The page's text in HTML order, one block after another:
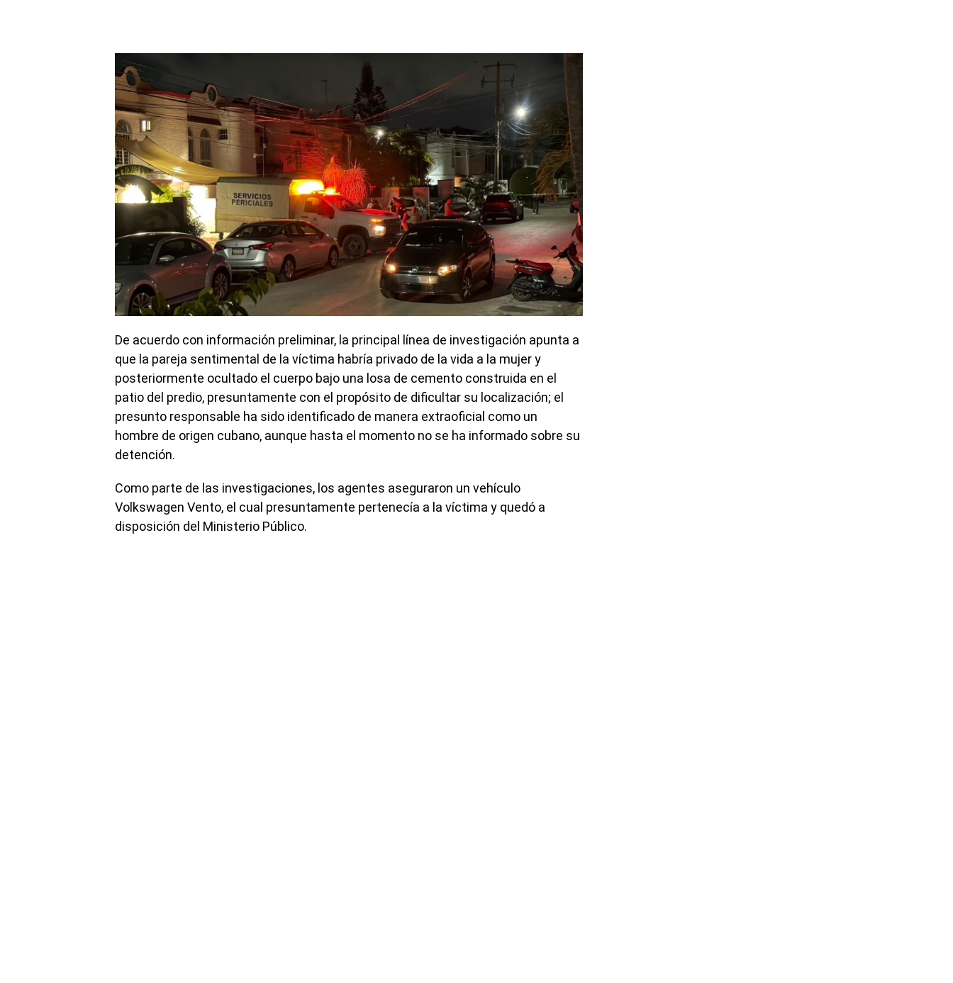
De acuerdo con información preliminar, la principal línea de investigación apunta a
que la pareja sentimental de la víctima habría privado de la vida a la mujer y
posteriormente ocultado el cuerpo bajo una losa de cemento construida en el
patio del predio, presuntamente con el propósito de dificultar su localización; el
presunto responsable ha sido identificado de manera extraoficial como un
hombre de origen cubano, aunque hasta el momento no se ha informado sobre su
detención.
Como parte de las investigaciones, los agentes aseguraron un vehículo
Volkswagen Vento, el cual presuntamente pertenecía a la víctima y quedó a
disposición del Ministerio Público.